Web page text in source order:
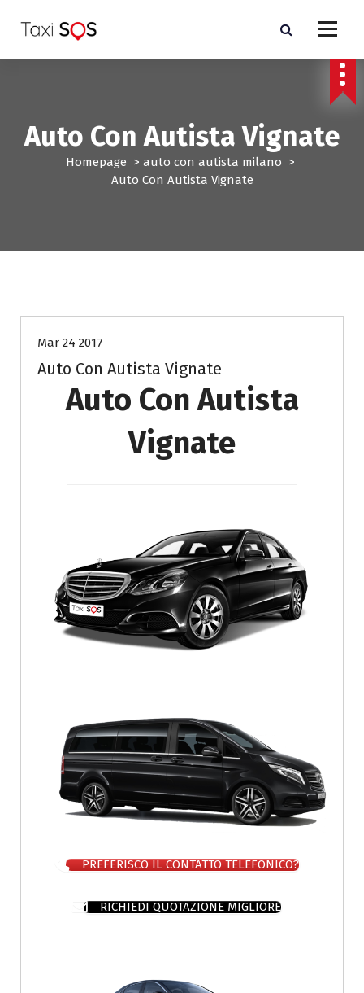
a
Auto Con Autista Vignate
Homepage > auto con autista milano >
Auto Con Autista Vignate
Mar 24 2017
Auto Con Autista Vignate
Auto Con Autista
Vignate
PREFERISCO IL CONTATTO TELEFONICO?
RICHIEDI QUOTAZIONE MIGLIORE